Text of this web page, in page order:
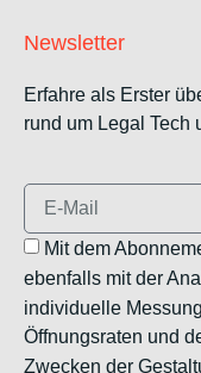
Newsletter
Erfahre als Erster
rund um Legal Tech
Mit dem
ebenfalls mit der
individuelle
Öffnungsraten und
Zwecken der